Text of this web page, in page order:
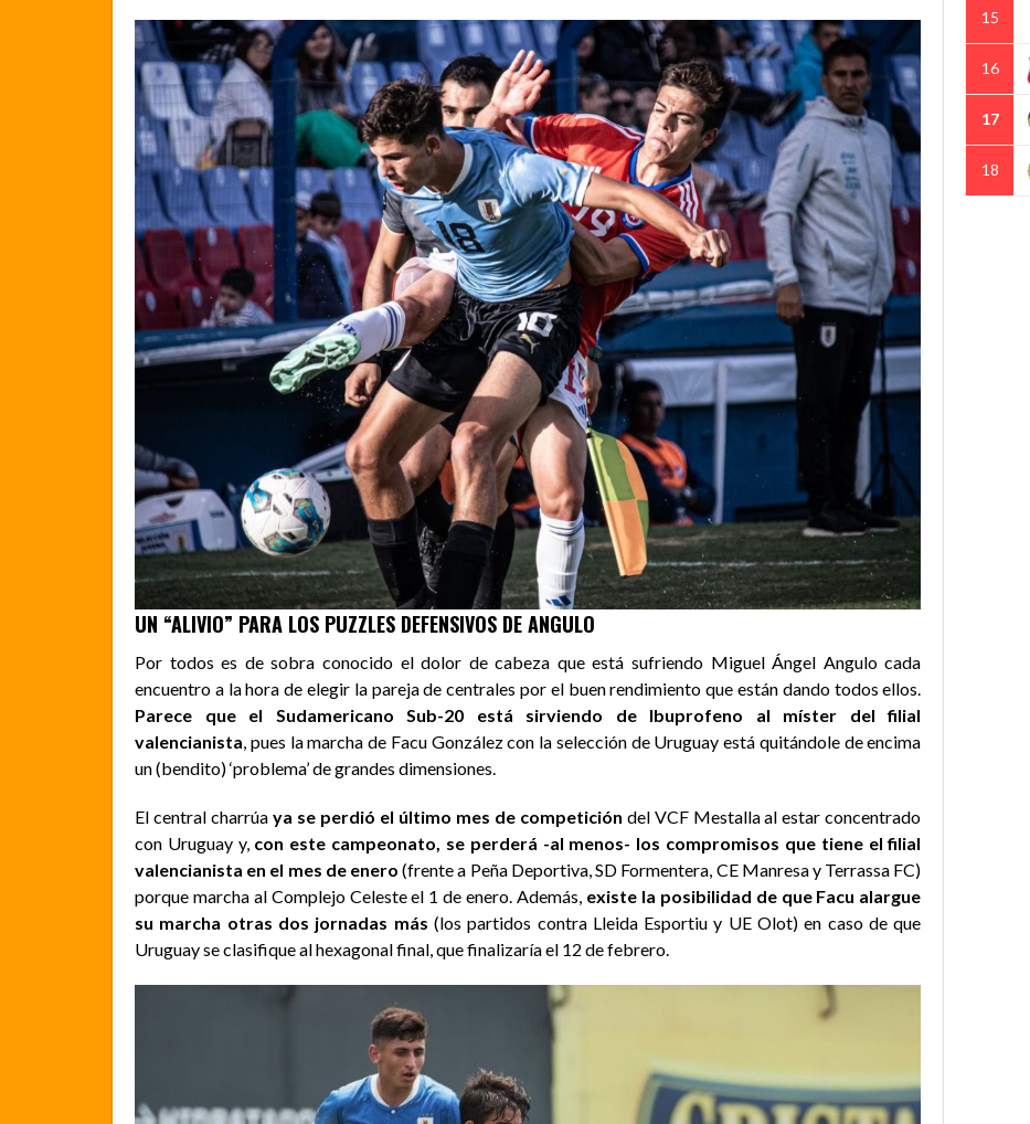
UN “ALIVIO” PARA LOS PUZZLES DEFENSIVOS DE ANGULO
Por todos es de sobra conocido el dolor de cabeza que está sufriendo Miguel Ángel Angulo cada
encuentro a la hora de elegir la pareja de centrales por el buen rendimiento que están dando todos ellos.
Parece que el Sudamericano Sub-20 está sirviendo de Ibuprofeno al míster del filial
valencianista, pues la marcha de Facu González con la selección de Uruguay está quitándole de encima
un (bendito) ‘problema’ de grandes dimensiones.
El central charrúa ya se perdió el último mes de competición del VCF Mestalla al estar concentrado
con Uruguay y, con este campeonato, se perderá -al menos- los compromisos que tiene el filial
valencianista en el mes de enero (frente a Peña Deportiva, SD Formentera, CE Manresa y Terrassa FC)
porque marcha al Complejo Celeste el 1 de enero. Además, existe la posibilidad de que Facu alargue
su marcha otras dos jornadas más (los partidos contra Lleida Esportiu y UE Olot) en caso de que
Uruguay se clasifique al hexagonal final, que finalizaría el 12 de febrero.
15
16
17
18